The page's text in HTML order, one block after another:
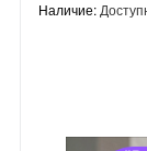
Наличие: